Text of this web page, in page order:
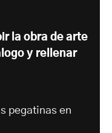
la obra de arte
y rellenar
pegatinas en